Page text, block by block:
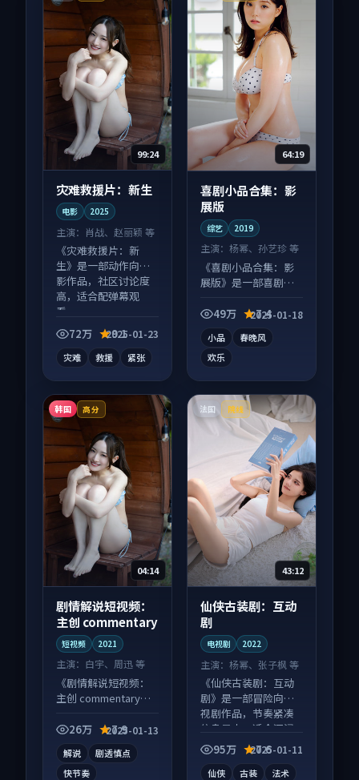
99:24
灾难救援片：新生
电影 2025
主演： 肖战、赵丽颖 等
《灾难救援片：新
生》是一部动作向电
影作品，社区讨论度
高，适合配弹幕观
看。
72万
9.1
2025-01-23
灾难 救援 紧张
64:19
喜剧小品合集：影
展版
综艺 2019
主演：杨幂、孙艺珍 等
《喜剧小品合集：影
展版》是一部喜剧向
度高，适合配弹幕观
49万 7.4
2025-01-18
小品
春晚风
欢乐
韩国 高分
04:14
剧情解说短视频：
主创 commentary
短视频 2021
主演： 白宇、周迅 等
《剧情解说短视频：
主创 commentary》
作品，口碑持续发
刷完。
26万 7.9
2025-01-13
解说
剧透慎点
快节奏
法国 院线
43:12
仙侠古装剧：互动
剧
电视剧 2022
主演：杨幂、张子枫 等
《仙侠古装剧：互动
剧》是一部冒险向电
视剧作品，节奏紧凑
信息量大，适合沉浸
式追看。
95万 7.6
2025-01-11
仙侠 古装 法术